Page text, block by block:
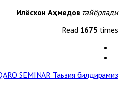
Илёсхон Аҳмедов тайёрлади
Read 1675 times
SEMINAR Таъзия билдирамиз »